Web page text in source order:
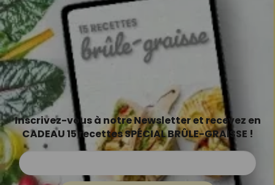
Inscrivez-vous à notre Newsletter et recevez en
CADEAU 15 recettes SPÉCIAL BRÛLE-GRAISSE !